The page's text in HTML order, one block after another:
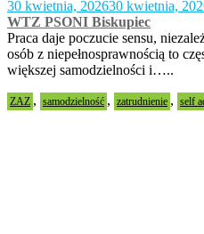
30 kwietnia, 202630 kwietnia,
WTZ PSONI Biskupiec
Praca daje poczucie sensu,
osób z niepełnosprawnością to
większej samodzielności i…..
ZAZ , samodzielność , zatrudnienie , self